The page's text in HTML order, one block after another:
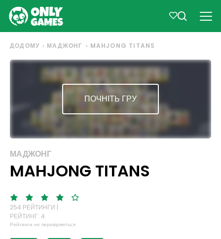
ДОДОМУ МАДЖОНГ MAHJONG TITANS
ПОЧНІТЬ ГРУ
МАДЖОНГ
MAHJONG TITANS
254 РЕЙТИНГИ |
РЕЙТИНГ: 4
Рейтинги не перевіряються